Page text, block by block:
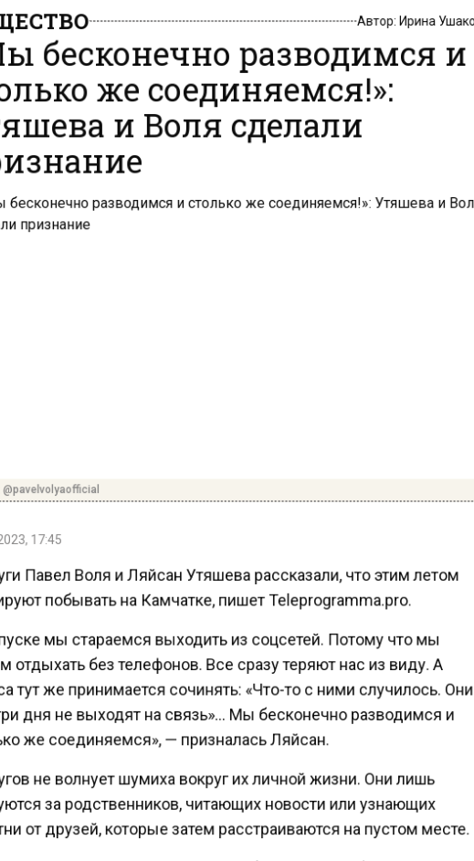
бесконечно разводимся и
же соединяемся!»:
и Воля сделали
17:45
Павел Воля и Ляйсан Утяшева рассказали, что этим летом
побывать на Камчатке, пишет Teleprogramma.pro.
мы стараемся выходить из соцсетей. Потому что мы
отдыхать без телефонов. Все сразу теряют нас из виду. А
тут же принимается сочинять: «Что-то с ними случилось. Они
дня не выходят на связь»… Мы бесконечно разводимся и
же соединяемся», — призналась Ляйсан.
не волнует шумиха вокруг их личной жизни. Они лишь
за родственников, читающих новости или узнающих
от друзей, которые затем расстраиваются на пустом месте.